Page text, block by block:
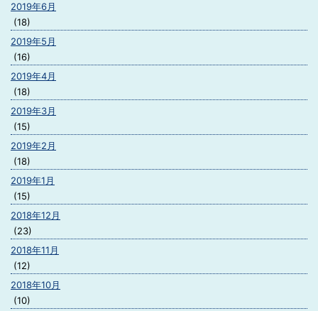
2019年6月
(18)
2019年5月
(16)
2019年4月
(18)
2019年3月
(15)
2019年2月
(18)
2019年1月
(15)
2018年12月
(23)
2018年11月
(12)
2018年10月
(10)